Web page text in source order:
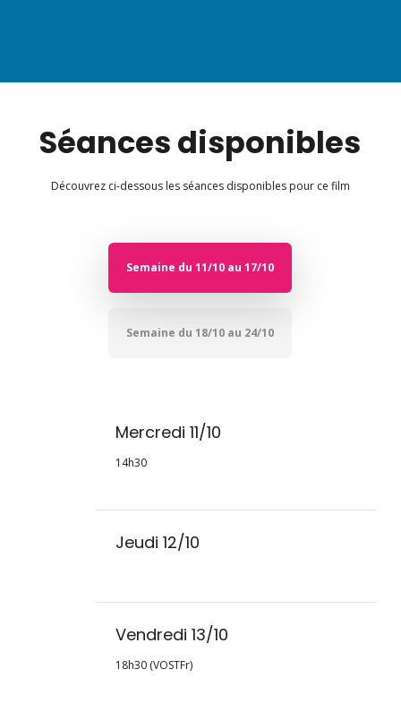
Séances disponibles
Découvrez ci-dessous les séances disponibles pour ce film
Semaine du 11/10 au 17/10
Semaine du 18/10 au 24/10
Mercredi 11/10
14h30
Jeudi 12/10
Vendredi 13/10
18h30 (VOSTFr)